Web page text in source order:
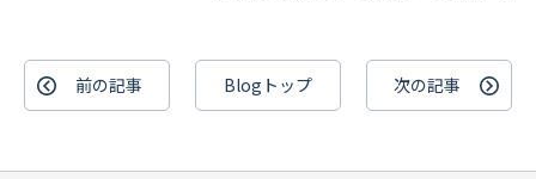
前の記事 Blogトップ 次の記事